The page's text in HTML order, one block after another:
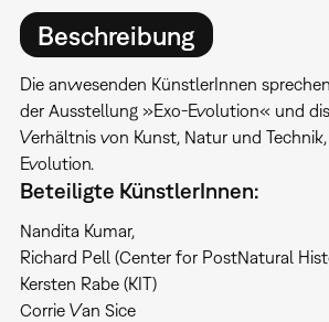
Beschreibung
Die anwesenden KünstlerInnen
der Ausstellung »Exo-Evolution« und
Verhältnis von Kunst, Natur und
Evolution.
Beteiligte KünstlerInnen:
Nandita Kumar,
Richard Pell (Center for PostNatural
Kersten Rabe (KIT)
Corrie Van Sice